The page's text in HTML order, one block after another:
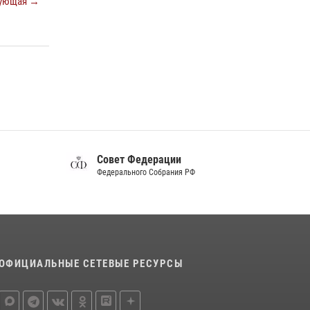
Белгородские росгвардейцы задержали
14 июля 2026, 07:13
Совет Федерации
Федерального Собрания РФ
СЕТЕВЫЕ РЕСУРСЫ